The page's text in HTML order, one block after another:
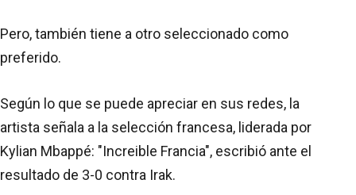
Pero, también tiene a otro seleccionado como
preferido.
Según lo que se puede apreciar en sus redes, la
artista señala a la selección francesa, liderada por
Kylian Mbappé: "Increible Francia", escribió ante el
resultado de 3-0 contra Irak.